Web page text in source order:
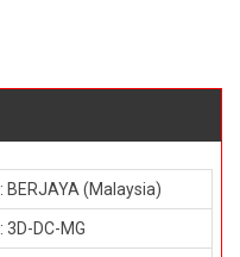
: BERJAYA (Malaysia)
: 3D-DC-MG